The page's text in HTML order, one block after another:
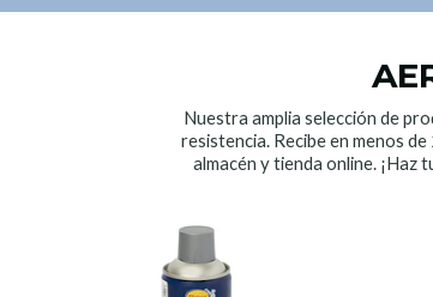
Nuestra amplia selección de
resistencia. Recibe en menos
almacén y tienda online. ¡Haz